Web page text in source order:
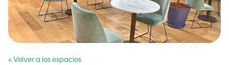
< Volver a los espacios